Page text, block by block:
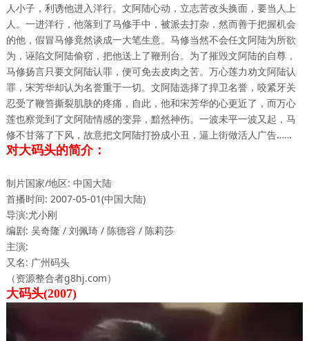
人小子，利诱他进入洋行。文阿陆心动，立志苦改头换面，要当人上
人。一进洋行，他落到了马修手中，被派去打杂，然而善于把握机会
的他，假冒马修竟然谈成一大笔生意。马修当然不会任文阿陆为所欲
为，诬陷文阿陆偷窃，把他送上了鞭刑台。为了摧毁文阿陆的自尊，
马修扬言只要文阿陆认罪，便可免去皮肉之苦。万心莲力劝文阿陆认
罪，宋芳华却认为名誉重于一切。文阿陆选择了捍卫名誉，咬紧牙关
忍受了鞭笞撕裂肌肤的疼痛，自此，他和宋芳华的心更近了，而万心
莲也察觉到了文阿陆情感的变异，黯然神伤。一波未平一波又起，马
修不甘落了下风，故意把文阿陆打扮成小丑，逼上街做活人广告……
对大码头的简介：
制片国家/地区: 中国大陆
首播时间: 2007-05-01(中国大陆)
导演:尤小刚
编剧: 吴奇隆 / 刘佩琦 / 陈德容 / 陈莉莎
主演:
又名: 广州码头
（资源整合者g8hj.com）
大码头(2007)